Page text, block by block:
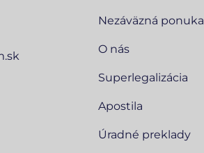
Nezáväzná ponuka
O nás
Superlegalizácia
Apostila
Úradné preklady